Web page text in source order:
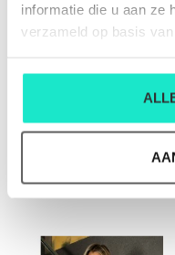
informatie die u aan ze
verzameld op basis
CLAIRE